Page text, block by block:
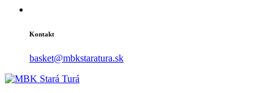
Kontakt
basket@mbkstaratura.sk